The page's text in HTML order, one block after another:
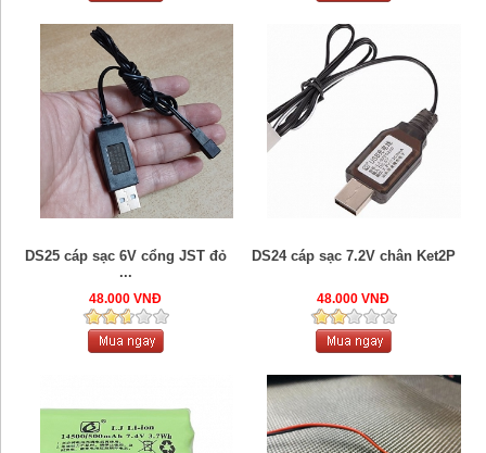
DS25 cáp sạc 6V cổng JST đỏ
...
48.000 VNĐ
DS24 cáp sạc 7.2V chân Ket2P
48.000 VNĐ